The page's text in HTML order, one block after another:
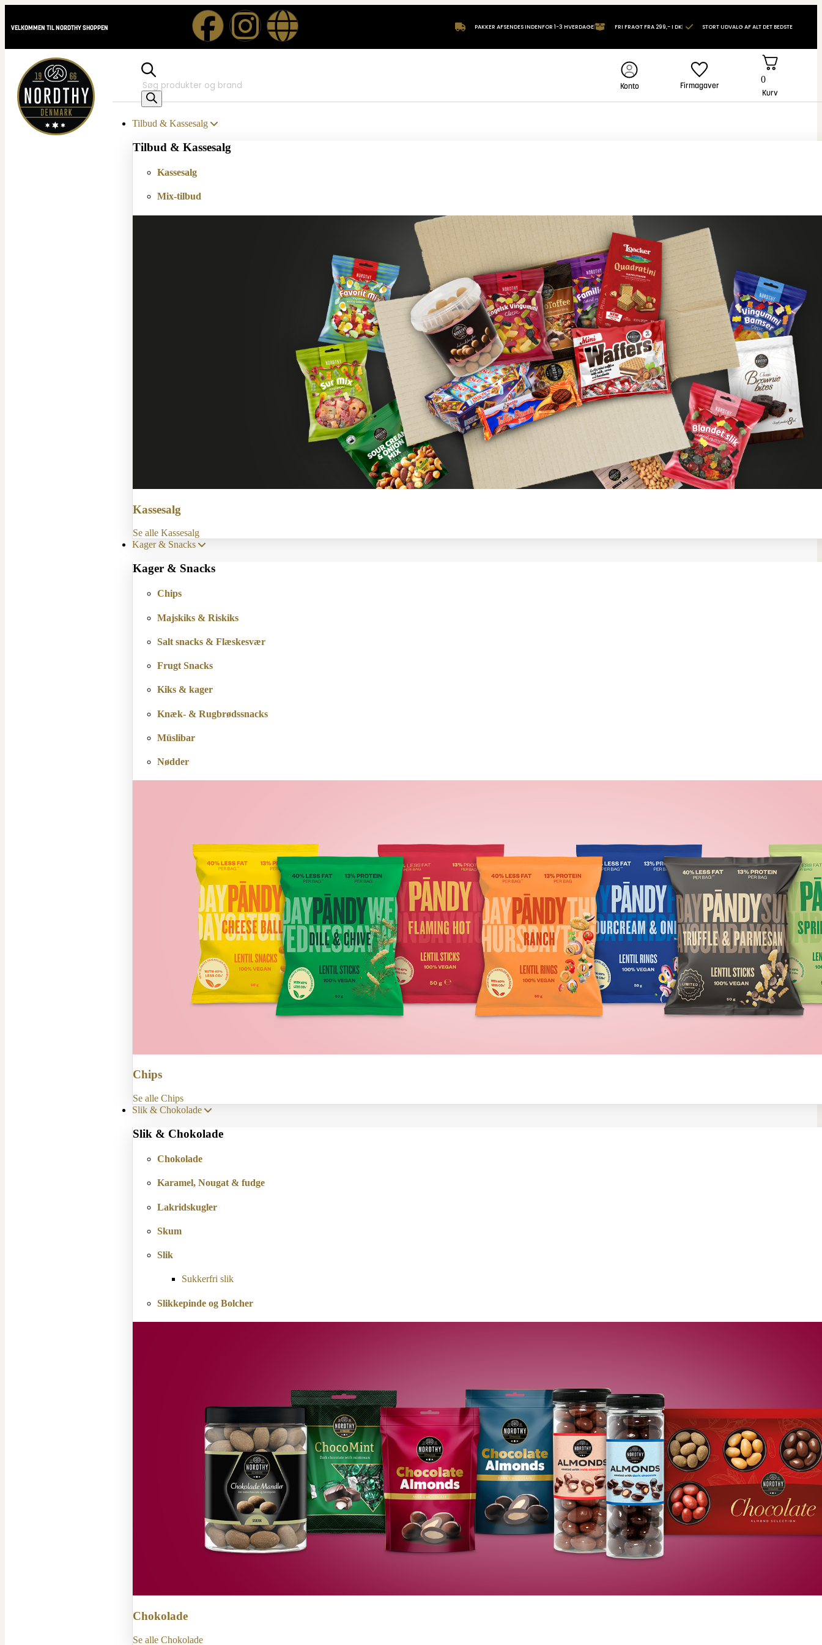
VELKOMMEN TIL NORDTHY SHOPPEN PAKKER AFSENDES INDENFOR 1-3 HVERDAGE FRI FRAGT FRA 299,- I DK STORT UDVALG AF ALT DET BEDSTE
Konto Firmagaver
0
Kurv
Tilbud & Kassesalg
Tilbud & Kassesalg
Kassesalg
Mix-tilbud
Kassesalg
Se alle Kassesalg
Kager & Snacks
Kager & Snacks
Chips
Majskiks & Riskiks
Salt snacks & Flæskesvær
Frugt Snacks
Kiks & kager
Knæk- & Rugbrødssnacks
Müslibar
Nødder
Chips
Se alle Chips
Slik & Chokolade
Slik & Chokolade
Chokolade
Karamel, Nougat & fudge
Lakridskugler
Skum
Slik
Sukkerfri slik
Slikkepinde og Bolcher
Chokolade
Se alle Chokolade